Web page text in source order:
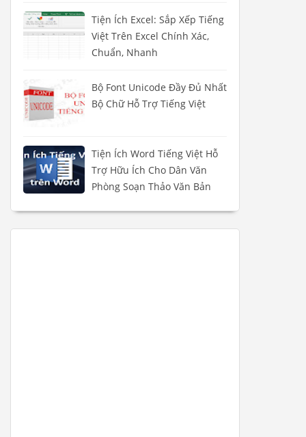
Tiện Ích Excel: Sắp Xếp Tiếng
Việt Trên Excel Chính Xác,
Chuẩn, Nhanh
Bộ Font Unicode Đầy Đủ Nhất
Bộ Chữ Hỗ Trợ Tiếng Việt
Tiện Ích Word Tiếng Việt Hỗ
Trợ Hữu Ích Cho Dân Văn
Phòng Soạn Thảo Văn Bản